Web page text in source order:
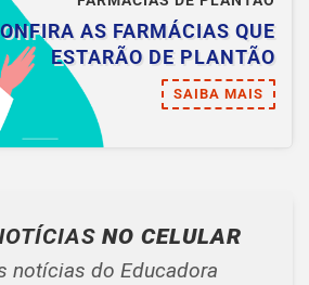
AS FARMÁCIAS QUE
ESTARÃO DE PLANTÃO
SAIBA MAIS
NO CELULAR
notícias do Educadora